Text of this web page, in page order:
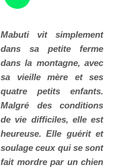
Mabuti vit simplement
dans sa petite ferme
dans la montagne, avec
sa vieille mère et ses
quatre petits enfants.
Malgré des conditions
de vie difficiles, elle est
heureuse. Elle guérit et
soulage ceux qui se sont
fait mordre par un chien